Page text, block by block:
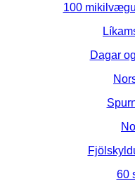
100
Dagar
60